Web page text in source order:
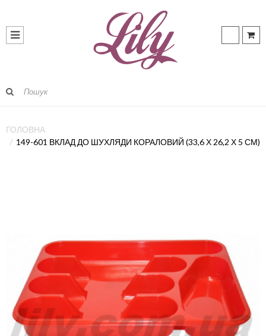
ГОЛОВНА
149-601 ВКЛАД ДО ШУХЛЯДИ КОРАЛОВИЙ (33,6 Х 26,2 Х 5 СМ)